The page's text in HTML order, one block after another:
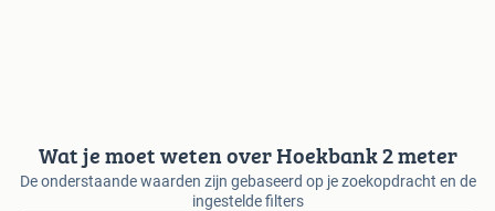
Wat je moet weten over Hoekbank 2 meter
De onderstaande waarden zijn gebaseerd op je zoekopdracht en de
ingestelde filters